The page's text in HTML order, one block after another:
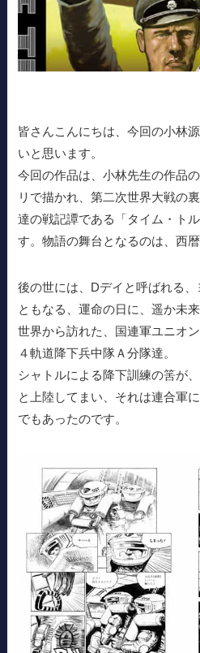
皆さんこんにちは、今回の小林
いと思います。
今回の作品は、小林先生の作品
リで描かれ、第二次世界大戦の
達の戦記譚である「タイム・ト
す。物語の舞台となるのは、西
後の世には、Dデイと呼ばれる
ともなる、運命の日に、遥か未
世界から訪れた、国連軍ユニオ
４軌道降下兵中隊Ａ分隊達。
シャトルによる降下訓練の筈が
と上陸してまい、それは連合軍
でもあったのです。